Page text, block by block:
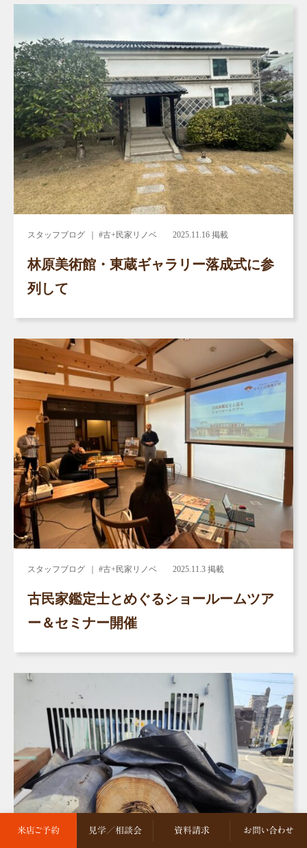
スタッフブログ ｜ #古+民家リノベ 2025.11.16 掲載
林原美術館・東蔵ギャラリー落成式に参
列して
スタッフブログ ｜ #古+民家リノベ 2025.11.3 掲載
古民家鑑定士とめぐるショールームツア
ー＆セミナー開催
来店ご予約 見学／相談会 資料請求 お問い合わせ